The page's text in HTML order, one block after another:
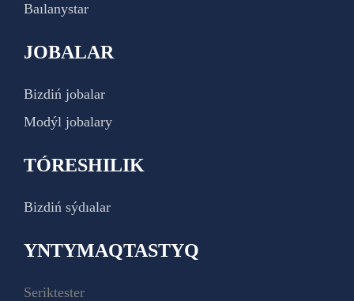
Baılanystar
JOBALAR
Bizdiń jobalar
Modýl jobalary
TÓRESHILIK
Bizdiń sýdıalar
YNTYMAQTASTYQ
Seriktester